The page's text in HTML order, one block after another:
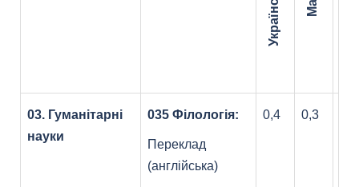
03. Гуманітарні
науки
035 Філологія:
Переклад
(англійська)
0,4 0,3